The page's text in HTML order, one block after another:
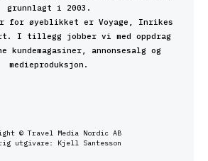
grunnlagt i 2003.
for øyeblikket er Voyage, Inrikes
I tillegg jobber vi med oppdrag
kundemagasiner, annonsesalg og
medieproduksjon.
© Travel Media Nordic AB
utgivare: Kjell Santesson